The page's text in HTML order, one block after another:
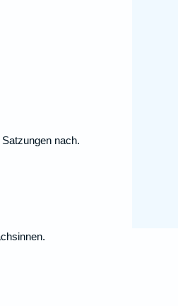
nach.